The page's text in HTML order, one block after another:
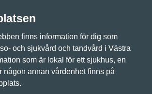
finns information för dig som
och sjukvård och tandvård i Västra
som är lokal för ett sjukhus, en
någon annan vårdenhet finns på